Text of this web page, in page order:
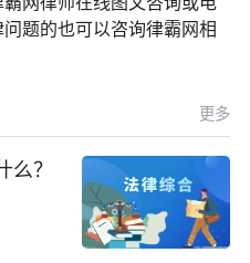
题的也可以咨询律霸网相
更多
么？